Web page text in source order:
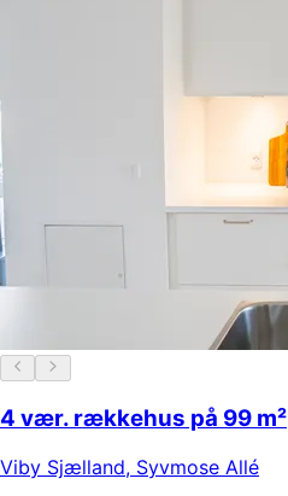
4 vær. rækkehus på 99 m²
Viby Sjælland, Syvmose Allé